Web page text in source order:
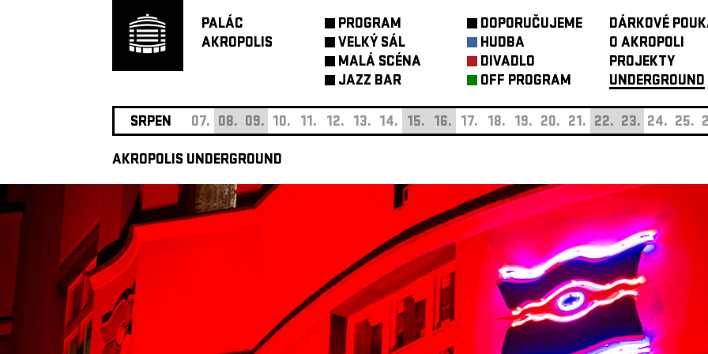
PALÁC
AKROPOLIS
PROGRAM
VELKÝ SÁL
MALÁ SCÉNA
JAZZ BAR
DOPORUČUJEME
HUDBA
DIVADLO
OFF PROGRAM
DÁRKOVÉ
O AKROPOLI
PROJEKTY
UNDERGROUND
SRPEN 07. 08. 09. 10. 11. 12. 13. 14. 15. 16. 17. 18. 19. 20. 21. 22. 23. 24. 25.
AKROPOLIS UNDERGROUND